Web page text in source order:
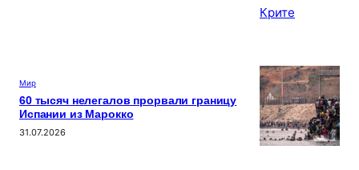
Мир
60 тысяч нелегалов прорвали границу
Испании из Марокко
31.07.2026